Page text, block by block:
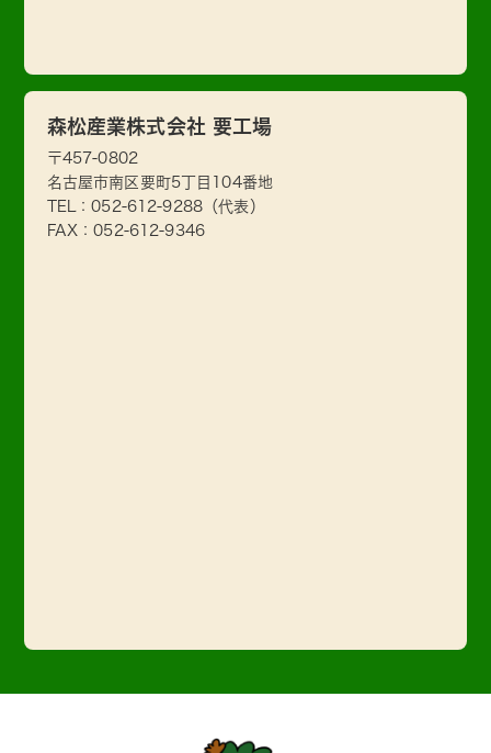
森松産業株式会社 要工場
〒457-0802
名古屋市南区要町5丁目104番地
TEL：052-612-9288 （代表）
FAX：052-612-9346